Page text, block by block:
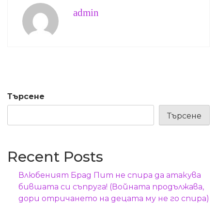
admin
Търсене
Търсене
Recent Posts
Влюбеният Брад Пит не спира да атакува
бившата си съпруга! (Войната продължава,
дори отричането на децата му не го спира)